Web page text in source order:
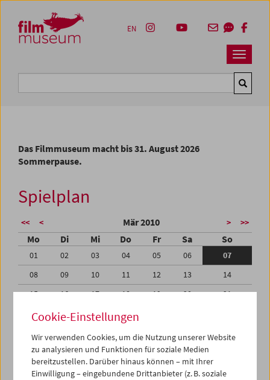
Zum Inhalt
Zum Hauptmenü
Zur Servicenavigation
Zum Suche
Navbar
EN
Das Filmmuseum macht bis 31. August 2026
Sommerpause.
Spielplan
<< < Mär 2010 > >>
Mo Di Mi Do Fr Sa So
01 02 03 04 05 06
07
08
09 10 11 12 13
14
15
16 17 18 19 20
21
22
23 24 25
29
31 02
04
05
06 07 08 09 10
Cookie-Einstellungen
Wir verwenden Cookies, um die Nutzung unserer Website
zu analysieren und Funktionen für soziale Medien
bereitzustellen. Darüber hinaus können – mit Ihrer
Einwilligung – eingebundene Drittanbieter (z. B. soziale